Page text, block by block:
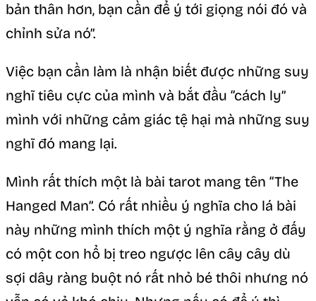
bản thân hơn, bạn cần để ý tới giọng nói đó và
chỉnh sửa nó”.
Việc bạn cần làm là nhận biết được những suy
nghĩ tiêu cực của mình và bắt đầu “cách ly”
mình với những cảm giác tệ hại mà những suy
nghĩ đó mang lại.
Mình rất thích một là bài tarot mang tên “The
Hanged Man”. Có rất nhiều ý nghĩa cho lá bài
này những mình thích một ý nghĩa rằng ở đấy
có một con hổ bị treo ngược lên cây cây dù
sợi dây ràng buột nó rất nhỏ bé thôi nhưng nó